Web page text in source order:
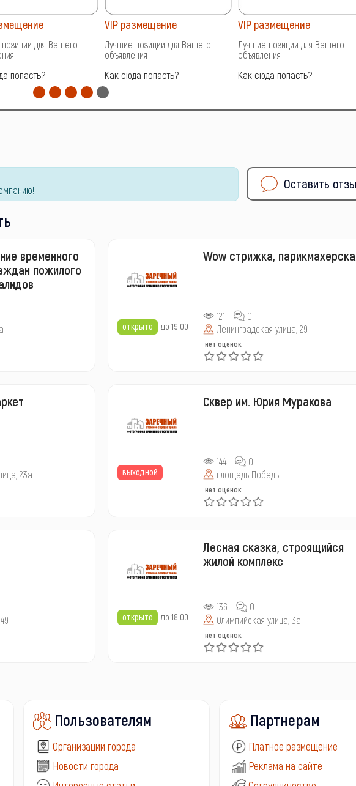
для Вашего
попасть?
VIP размещение
Лучшие позиции для Вашего
объявления
Как сюда попасть?
VIP размещение
Лучшие позиции для Вашего
объявления
Как сюда попасть?
Оставить
временного
пожилого
открыто до 19:00
Wow стрижка,
121
0
Ленинградская улица, 29
нет оценок
23а
выходной
Сквер им. Юрия Муракова
144
0
площадь Победы
нет оценок
открыто до 18:00
Лесная сказка, строящийся
жилой комплекс
136
0
Олимпийская улица, 3а
нет оценок
Пользователям
Организации города
Новости города
Партнерам
Платное размещение
Реклама на сайте